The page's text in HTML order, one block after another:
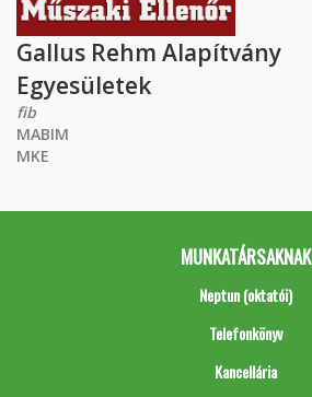
Gallus Rehm Alapítvány
Egyesületek
fib
MABIM
MKE
MUNKATÁRSAKNAK
Neptun (oktatói)
Telefonkönyv
Kancellária